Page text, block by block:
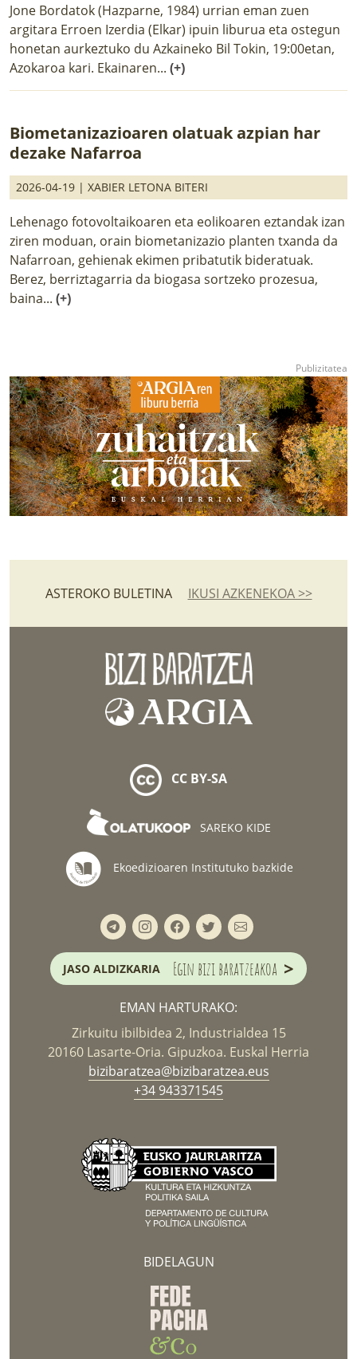
Jone Bordatok (Hazparne, 1984) urrian eman zuen
argitara Erroen Izerdia (Elkar) ipuin liburua eta ostegun
honetan aurkeztuko du Azkaineko Bil Tokin, 19:00etan,
Azokaroa kari. Ekainaren... (+)
Biometanizazioaren olatuak azpian har
dezake Nafarroa
2026-04-19 | XABIER LETONA BITERI
Lehenago fotovoltaikoaren eta eolikoaren eztandak izan
ziren moduan, orain biometanizazio planten txanda da
Nafarroan, gehienak ekimen pribatutik bideratuak.
Berez, berriztagarria da biogasa sortzeko prozesua,
baina... (+)
ASTEROKO BULETINA IKUSI AZKENEKOA >>
CC BY-SA
SAREKO KIDE
Ekoedizioaren Institutuko bazkide
JASO ALDIZKARIA Egin bizi baratzeakoa >
EMAN HARTURAKO:
Zirkuitu ibilbidea 2, Industrialdea 15
20160 Lasarte-Oria. Gipuzkoa. Euskal Herria
bizibaratzea@bizibaratzea.eus
+34 943371545
BIDELAGUN